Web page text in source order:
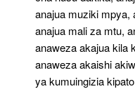
anajua muziki mpya,
anajua mali za mtu,
anaweza akajua kila
anaweza akaishi
ya kumuingizia